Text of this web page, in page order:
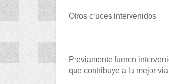
Otros cruces intervenidos
Previamente fueron
que contribuye a la mejor